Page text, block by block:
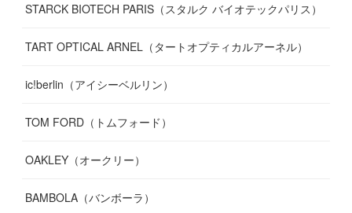
STARCK BIOTECH PARIS（スタルク バイオテックパリス）
TART OPTICAL ARNEL（タートオプティカルアーネル）
ic!berlin（アイシーベルリン）
TOM FORD（トムフォード）
OAKLEY（オークリー）
BAMBOLA（バンボーラ）